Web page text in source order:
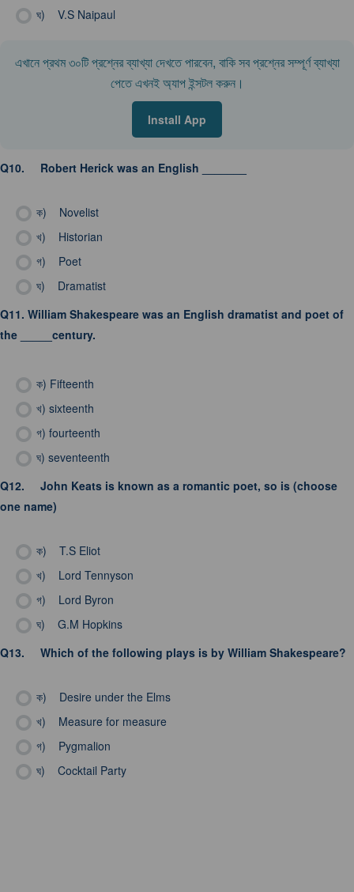
ঘ) V.S Naipaul
এখানে প্রথম ৩০টি প্রশ্নের ব্যাখ্যা দেখতে পারবেন, বাকি সব প্রশ্নের সম্পূর্ণ ব্যাখ্যা
পেতে এখনই অ্যাপ ইন্সটল করুন।
Install App
Q10. Robert Herick was an English _______
ক)
Novelist
খ)
Historian
গ)
Poet
ঘ)
Dramatist
Q11. William Shakespeare was an English dramatist and poet of
the _____century.
ক) Fifteenth
খ) sixteenth
গ) fourteenth
ঘ) seventeenth
Q12.
John Keats is known as a romantic poet, so is (choose
one name)
ক)
T.S Eliot
খ)
Lord Tennyson
গ)
Lord Byron
ঘ)
G.M Hopkins
Q13.
Which of the following plays is by William Shakespeare?
ক)
Desire under the Elms
খ)
Measure for measure
গ)
Pygmalion
ঘ)
Cocktail Party